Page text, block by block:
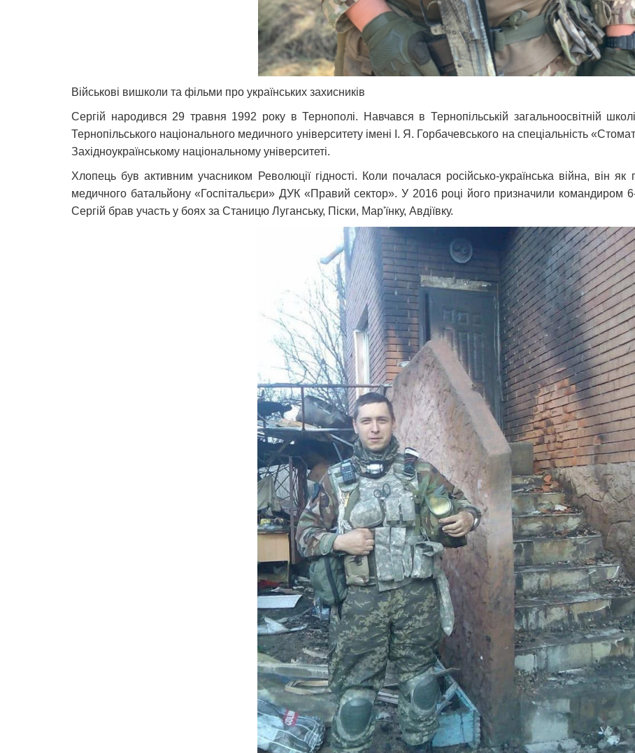
Військові вишколи та фільми про українських захисників
Сергій народився 29 травня 1992 року в Тернополі. Навчався в Тернопільській загальноосвітній
Тернопільського національного медичного університету імені І. Я. Горбачевського на спеціальність
Західноукраїнському національному університеті.
Хлопець був активним учасником Революції гідності. Коли почалася російсько-українська війна, він
медичного батальйону «Госпітальєри» ДУК «Правий сектор». У 2016 році його призначили командиром
Сергій брав участь у боях за Станицю Луганську, Піски, Мар'їнку, Авдіївку.